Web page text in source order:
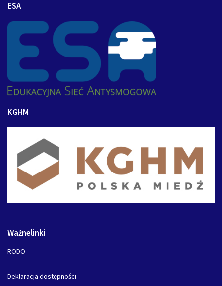
ESA
KGHM
Ważnelinki
RODO
Deklaracja dostępności